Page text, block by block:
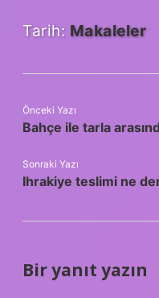
Tarih: Makaleler
Önceki Yazı
Bahçe ile tarla
Sonraki Yazı
Ihrakiye teslimi ne
Bir yanıt yazın